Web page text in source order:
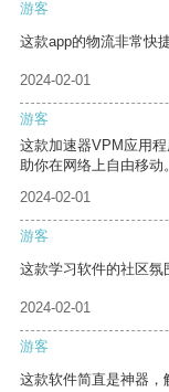
游客
这款app的物流非常快
2024-02-01
游客
这款加速器VPM应用
助你在网络上自由移动。
2024-02-01
游客
这款学习软件的社区氛
2024-02-01
游客
这款软件简直是神器，